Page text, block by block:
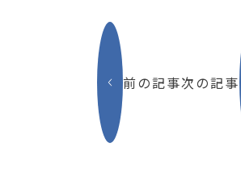
前の記事次の記事